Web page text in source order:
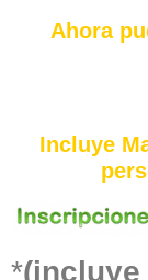
Ahora
Incluye
*(incluye